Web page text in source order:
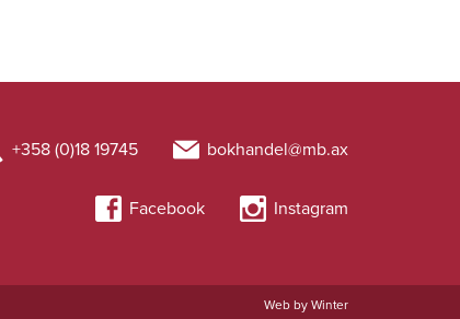
+358 (0)18 19745 bokhandel@mb.ax
Facebook Instagram
Web by Winter